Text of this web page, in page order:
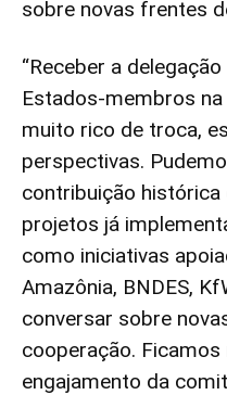
sobre novas frentes
“Receber a
Estados-membros
muito rico de troca,
perspectivas.
contribuição histórica
projetos já
como iniciativas
Amazônia, BNDES,
conversar sobre
cooperação.
engajamento da